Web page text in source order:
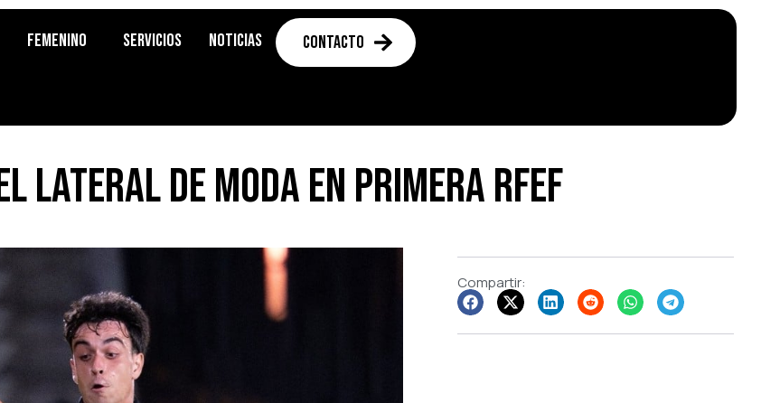
Femenino Servicios Noticias Contacto
lateral de moda en Primera RFEF
Compartir: